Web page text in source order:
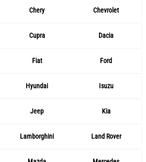
Chery Chevrolet
Cupra Dacia
Fiat Ford
Hyundai Isuzu
Jeep Kia
Lamborghini Land Rover